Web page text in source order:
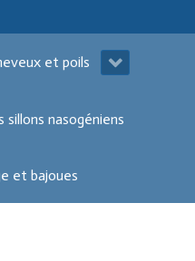
et poils
sillons nasogéniens
et bajoues